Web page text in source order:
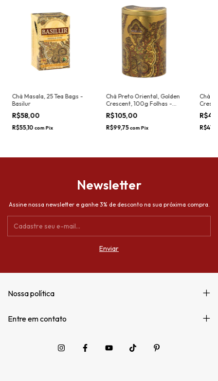
Chá Masala, 25 Tea Bags -
Basilur
R$58,00
R$55,10 com Pix
Chá Preto Oriental, Golden
Crescent, 100g Folhas -
Basilur
R$105,00
R$99,75com Pix
Chá
Basilur
Newsletter
Assine nossa newsletter e ganhe 3% de desconto na sua próxima compra.
Nossa política
Entre em contato